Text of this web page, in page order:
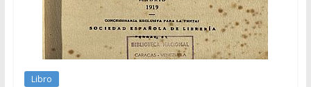
Libro